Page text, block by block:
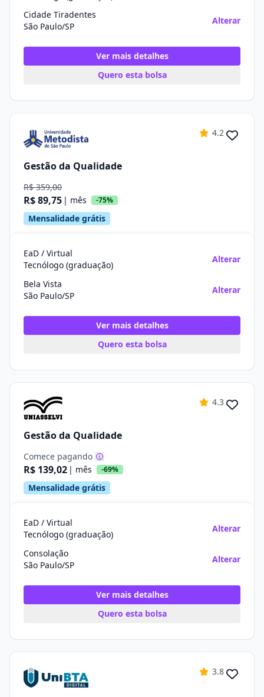
Cidade Tiradentes
São Paulo/SP
Alterar
Ver mais detalhes
Quero esta bolsa
4.2
Gestão da Qualidade
R$ 359,00
R$ 89,75 | mês -75%
Mensalidade grátis
EaD / Virtual
Tecnólogo (graduação)
Alterar
Bela Vista
São Paulo/SP
Alterar
Ver mais detalhes
Quero esta bolsa
4.3
Gestão da Qualidade
Comece pagando
R$ 139,02 | mês -69%
Mensalidade grátis
EaD / Virtual
Tecnólogo (graduação)
Alterar
Consolação
São Paulo/SP
Alterar
Ver mais detalhes
Quero esta bolsa
3.8